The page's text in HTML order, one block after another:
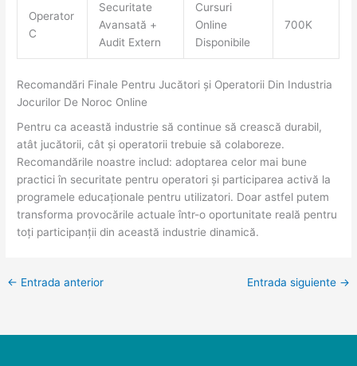
Operator
C
Securitate
Avansată +
Audit Extern
Cursuri
Online
Disponibile
700K
Recomandări Finale Pentru Jucători și Operatorii Din Industria
Jocurilor De Noroc Online
Pentru ca această industrie să continue să crească durabil,
atât jucătorii, cât și operatorii trebuie să colaboreze.
Recomandările noastre includ: adoptarea celor mai bune
practici în securitate pentru operatori și participarea activă la
programele educaționale pentru utilizatori. Doar astfel putem
transforma provocările actuale într-o oportunitate reală pentru
toți participanții din această industrie dinamică.
← Entrada anterior Entrada siguiente →